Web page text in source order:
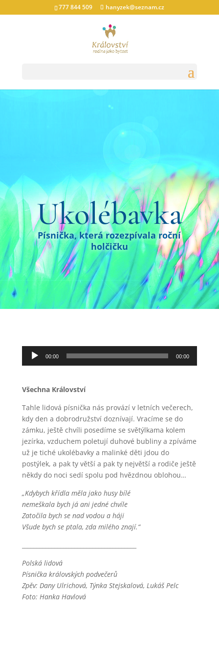
777 844 509 hanyzek@seznam.cz
Ukolébavka
Písnička, která rozezpívala roční
holčičku
Audio
přehrávač
00:00 00:00
Všechna Království
Tahle lidová písnička nás provází v letních večerech,
kdy den a dobrodružství doznívají. Vracíme se do
zámku, ještě chvíli posedíme se světýlkama kolem
jezírka, vzduchem poletují duhové bubliny a zpíváme
už je tiché ukolébavky a malinké děti jdou do
postýlek, a pak ty větší a pak ty největší a rodiče ještě
někdy do noci sedí spolu pod hvězdnou oblohou…
„Kdybych křídla měla jako husy bílé
nemeškala bych já ani jedné chvíle
Zatočila bych se nad vodou a háji
Všude bych se ptala, zda milého znají.“
Polská lidová
Písnička královských podvečerů
Zpěv: Dany Ulrichová, Týnka Stejskalová, Lukáš Pelc
Foto: Hanka Havlová